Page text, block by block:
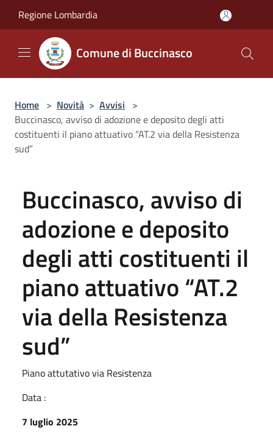
Regione Lombardia
Comune di Buccinasco
Home > Novità > Avvisi >
Buccinasco, avviso di adozione e deposito degli atti
costituenti il piano attuativo “AT.2 via della Resistenza
sud”
Buccinasco, avviso di
adozione e deposito
degli atti costituenti il
piano attuativo “AT.2
via della Resistenza
sud”
Piano attutativo via Resistenza
Data :
7 luglio 2025